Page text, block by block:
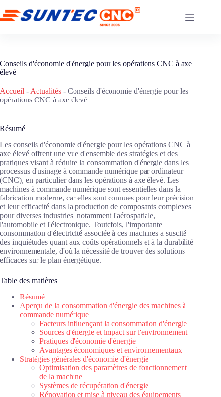
to
content
Conseils d'économie d'énergie pour les opérations CNC à axe
élevé
Accueil - Actualités - Conseils d'économie d'énergie pour les
opérations CNC à axe élevé
Résumé
Les conseils d'économie d'énergie pour les opérations CNC à
axe élevé offrent une vue d'ensemble des stratégies et des
pratiques visant à réduire la consommation d'énergie dans les
processus d'usinage à commande numérique par ordinateur
(CNC), en particulier dans les opérations à axe élevé. Les
machines à commande numérique sont essentielles dans la
fabrication moderne, car elles sont connues pour leur précision
et leur efficacité dans la production de composants complexes
pour diverses industries, notamment l'aérospatiale,
l'automobile et l'électronique. Toutefois, l'importante
consommation d'électricité associée à ces machines a suscité
des inquiétudes quant aux coûts opérationnels et à la durabilité
environnementale, d'où la nécessité de trouver des solutions
efficaces sur le plan énergétique.
Table des matières
Résumé
Aperçu de la consommation d'énergie des machines à
commande numérique
Facteurs influençant la consommation d'énergie
Sources d'énergie et impact sur l'environnement
Pratiques d'économie d'énergie
Avantages économiques et environnementaux
Stratégies générales d'économie d'énergie
Optimisation des paramètres de fonctionnement
de la machine
Systèmes de récupération d'énergie
Rénovation et mise à niveau des équipements